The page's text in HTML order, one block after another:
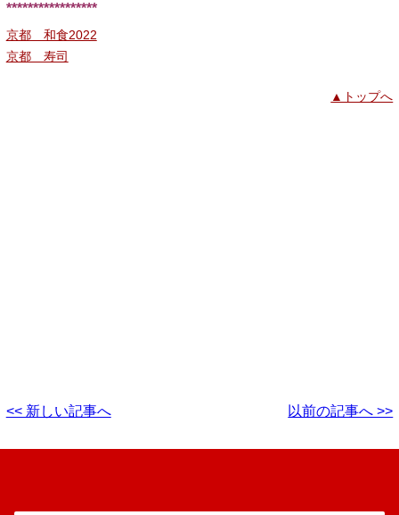
*****************
京都 和食2022
京都 寿司
▲トップへ
<< 新しい記事へ 以前の記事へ >>